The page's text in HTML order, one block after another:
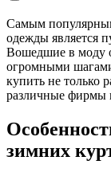
Самым
одежды является
Вошедшие в моду
огромными
купить не только
различные фирмы
зимних